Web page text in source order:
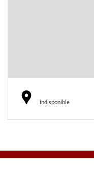
indisponible